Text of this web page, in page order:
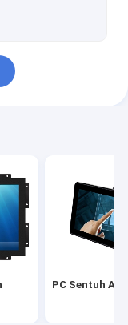
PC Sentuh AIO